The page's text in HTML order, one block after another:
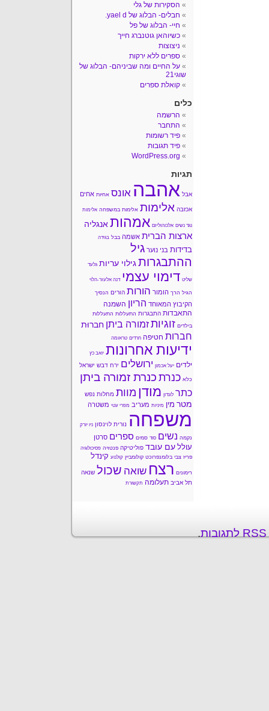
הסקירות של גלי
חבלים- הבלוג של yael d.
חיי- הבלוג של פל
כשיוהאן גוטנברג חייך
ניצוצות
ספרים ללא ירקות
על החיים ומה שביניהם- הבלוג של
שוגי21
קואלת ספרים
כלים
הרשמה
התחבר
פיד רשומות
פיד תגובות
WordPress.org
תגיות
אבל אהבה אונס אחיות אחים
אכזבה אלימות אלימות במשפחה אלימות
נגד נשים אלכוהוליזם אמהותאנגליה
ארצות הברית אשמה בבל בגידה
בדידות בני נוער גיל
ההתבגרות גילוי עריות גלעד
שליט דימוי עצמי דנה אלעזר-הלוי
הגיל הרך הומור הורות הורים הנסיך
הקיבוץ המאוחד הריון השמנה
התאבדות התבגרות התעללות התעללות
בילדים זוגיותזמורה ביתן חברוּת
חברות חטיפה חרדים טראומה
ידיעות אחרונות יואב כץ
ילדים יעל אכמון ירושלים ירח דבש ישראל
כלא כנרת כנרת זמורה ביתן
כתר לונדון מודן מוות מחלות נפש
מטר מין מיניות מעריב מפרי עטי משטרה
משפחה נורית לוינסון ניו יורק
נקמה נשים סוד סמים ספרים סרטן
עולל עם עובד פוליטיקה פנטזיה פסיכולוגיה
פריז צבי בלומנפרוכט קולומביין קולנוע קינדל
רימונים רצח שואה שכול שנאה
תל אביב תעלומה תקשורת
.